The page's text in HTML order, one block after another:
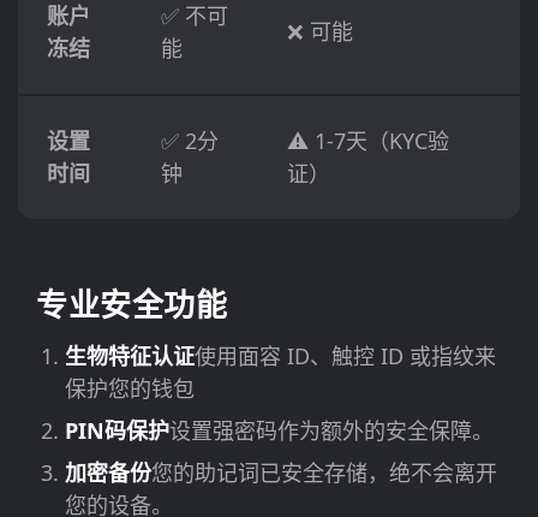
账户
冻结
✅ 不可
能
❌ 可能
设置
时间
✅ 2分
钟
⚠️ 1-7天（KYC验
证）
专业安全功能
生物特征认证使用面容 ID、触控 ID 或指纹来
保护您的钱包
PIN码保护设置强密码作为额外的安全保障。
加密备份您的助记词已安全存储，绝不会离开
您的设备。